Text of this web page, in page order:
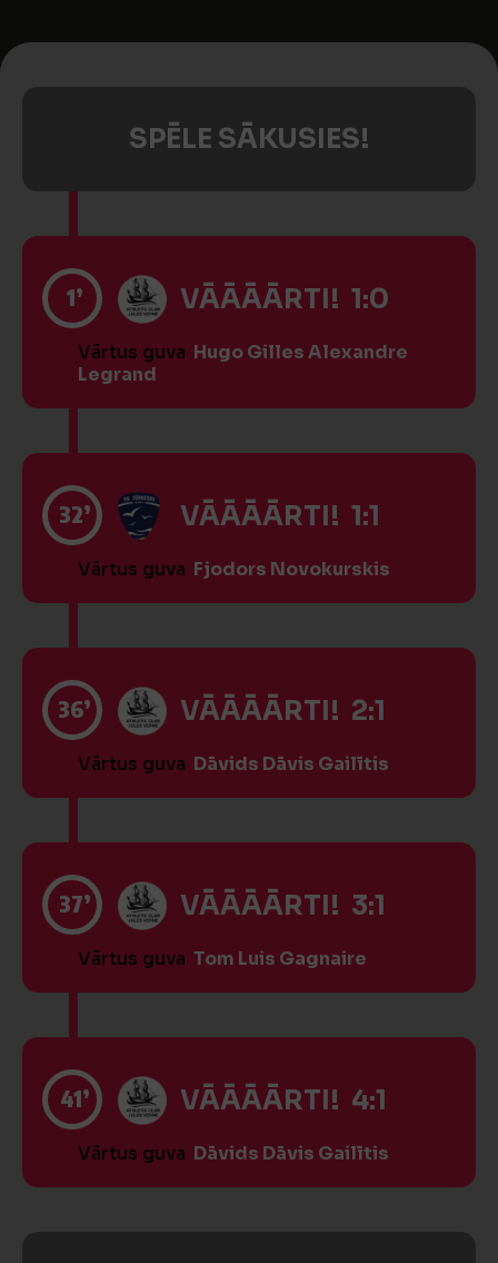
SPĒLE SĀKUSIES!
1’ VĀĀĀĀRTI! 1:0
Vārtus guva Hugo Gilles Alexandre
Legrand
32’ VĀĀĀĀRTI! 1:1
Vārtus guva Fjodors Novokurskis
36’ VĀĀĀĀRTI! 2:1
Vārtus guva Dāvids Dāvis Gailītis
37’ VĀĀĀĀRTI! 3:1
Vārtus guva Tom Luis Gagnaire
41’ VĀĀĀĀRTI! 4:1
Vārtus guva Dāvids Dāvis Gailītis